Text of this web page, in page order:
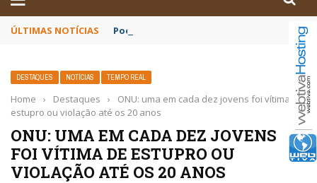
ÚLTIMAS NOTÍCIAS Poetas baianos representam o Brasil no
DESTAQUES NOTÍCIAS TEMPO REAL
Home › Destaques ›
ONU: uma em cada dez jovens foi vítima de
estupro ou violação até os 20 anos
ONU: UMA EM CADA DEZ JOVENS
FOI VÍTIMA DE ESTUPRO OU
VIOLAÇÃO ATÉ OS 20 ANOS